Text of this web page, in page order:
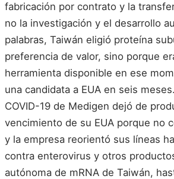
fabricación por contrato y la
no la investigación y el desarrollo
palabras, Taiwán eligió proteína
preferencia de valor, sino porque
herramienta disponible en ese
una candidata a EUA en seis
COVID-19 de Medigen dejó de
vencimiento de su EUA porque no
y la empresa reorientó sus líneas
contra enterovirus y otros
autónoma de mRNA de Taiwán,